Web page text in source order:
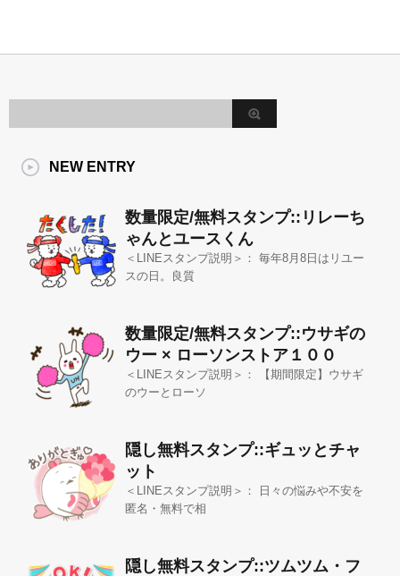
NEW ENTRY
数量限定/無料スタンプ::リレーち
ゃんとユースくん
＜LINEスタンプ説明＞： 毎年8月8日はリユー
スの日。良質
数量限定/無料スタンプ::ウサギの
ウー × ローソンストア１００
＜LINEスタンプ説明＞： 【期間限定】ウサギ
のウーとローソ
隠し無料スタンプ::ギュッとチャ
ット
＜LINEスタンプ説明＞： 日々の悩みや不安を
匿名・無料で相
隠し無料スタンプ::ツムツム・フ